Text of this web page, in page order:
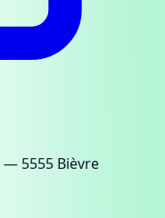
— 5555 Bièvre